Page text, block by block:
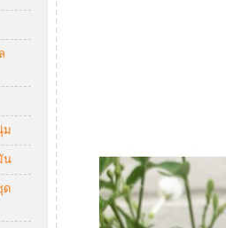
ม
น
ด